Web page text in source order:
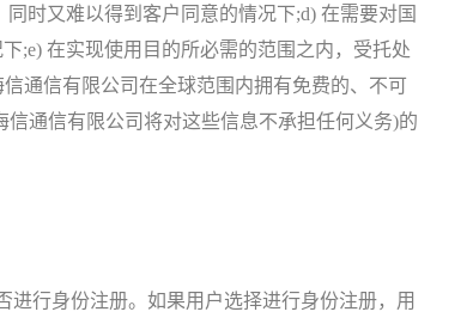
时又难以得到客户同意的情况下;d) 在需要对国
;e) 在实现使用目的所必需的范围之内，受托处
通信有限公司在全球范围内拥有免费的、不可
通信有限公司将对这些信息不承担任何义务)的
行身份注册。如果用户选择进行身份注册，用